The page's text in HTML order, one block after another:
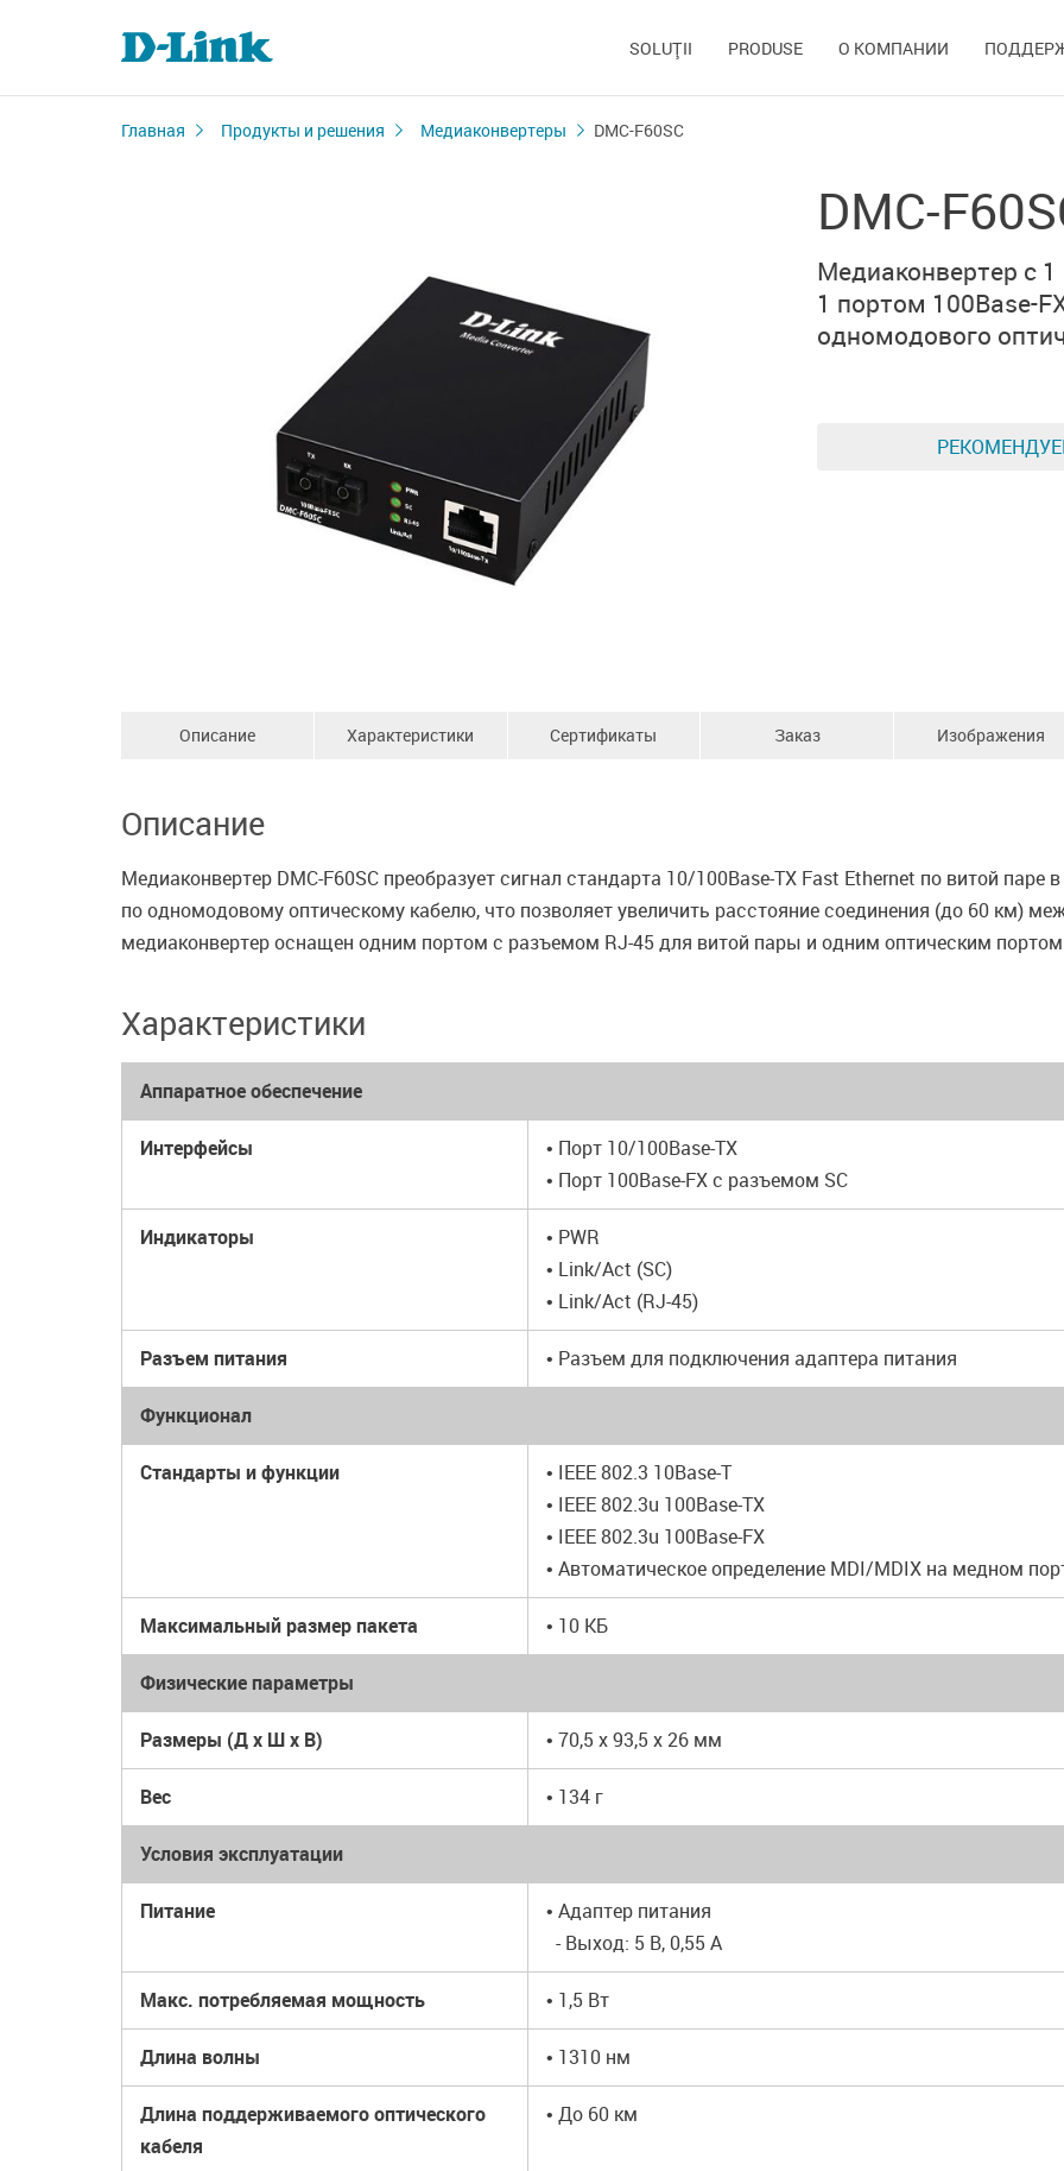
SOLUŢII PRODUSE О КОМПАНИИ
Главная Продукты и решения Медиаконвертеры DMC-F60SC
DMC-
Медиаконвертер с
1 портом 100Base-
одномодового
Описание Характеристики Сертификаты Заказ Изображения
Описание
Медиаконвертер DMC-F60SC преобразует сигнал стандарта 10/100Base-TX Fast Ethernet по витой паре
по одномодовому оптическому кабелю, что позволяет увеличить расстояние соединения (до 60 км)
медиаконвертер оснащен одним портом с разъемом RJ-45 для витой пары и одним оптическим
Характеристики
Аппаратное обеспечение
Интерфейсы
• Порт 10/100Base-TX
• Порт 100Base-FX с разъемом SC
Индикаторы
• PWR
• Link/Act (SC)
• Link/Act (RJ-45)
Разъем питания • Разъем для подключения адаптера питания
Функционал
Стандарты и функции
• IEEE 802.3 10Base-T
• IEEE 802.3u 100Base-TX
• IEEE 802.3u 100Base-FX
• Автоматическое определение MDI/MDIX на медном
Максимальный размер пакета • 10 КБ
Физические параметры
Размеры (Д x Ш x В) • 70,5 x 93,5 x 26 мм
Вес • 134 г
Условия эксплуатации
Питание
• Адаптер питания
- Выход: 5 В, 0,55 А
Макс. потребляемая мощность • 1,5 Вт
Длина волны • 1310 нм
Длина поддерживаемого оптического
кабеля
• До 60 км